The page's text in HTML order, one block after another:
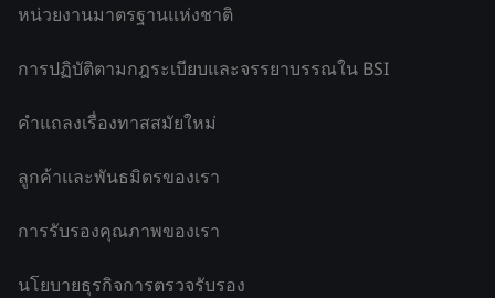
หน่วยงานมาตรฐานแห่งชาติ
การปฏิบัติตามกฎระเบียบและจรรยาบรรณใน BSI
คำแถลงเรื่องทาสสมัยใหม่
ลูกค้าและพันธมิตรของเรา
การรับรองคุณภาพของเรา
นโยบายธุรกิจการตรวจรับรอง